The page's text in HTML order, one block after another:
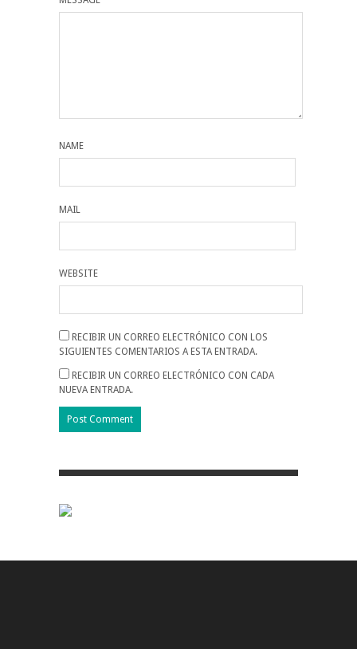
NAME
MAIL
WEBSITE
RECIBIR UN CORREO ELECTRÓNICO CON LOS
SIGUIENTES COMENTARIOS A ESTA ENTRADA.
RECIBIR UN CORREO ELECTRÓNICO CON CADA
NUEVA ENTRADA.